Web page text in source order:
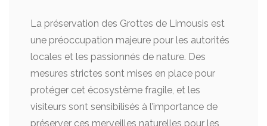
La préservation des Grottes de Limousis est
une préoccupation majeure pour les autorités
locales et les passionnés de nature. Des
mesures strictes sont mises en place pour
protéger cet écosystème fragile, et les
visiteurs sont sensibilisés à l’importance de
préserver ces merveilles naturelles pour les